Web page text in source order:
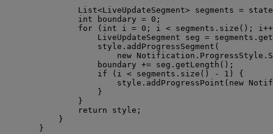
List<LiveUpdateSegment> segments = state
int
boundary = 0 ;
for ( int i = 0 ; i < segments . size () ; i++
LiveUpdateSegment
seg = segments . get
style . addProgressSegment (
new Notification. ProgressStyle .
boundary += seg . getLength () ;
if (i < segments . size () - 1 ) {
style . addProgressPoint ( new
}
}
return style;
}
}